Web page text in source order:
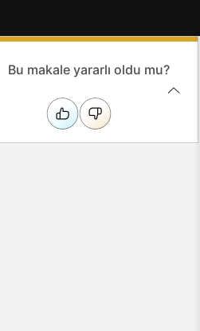
Bu makale yararlı oldu mu?